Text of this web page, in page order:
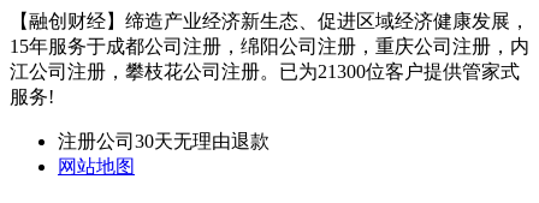
【融创财经】缔造产业经济新生态、促进区域经济健康发展，
15年服务于成都公司注册，绵阳公司注册，重庆公司注册，内
江公司注册，攀枝花公司注册。已为21300位客户提供管家式
服务!
注册公司30天无理由退款
网站地图